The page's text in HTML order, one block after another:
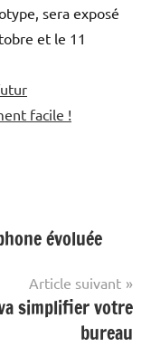
sera exposé
et le 11
facile !
évoluée
Article suivant
simplifier votre
bureau